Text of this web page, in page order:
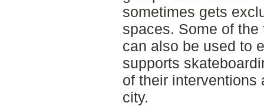
sometimes gets
spaces. Some of
can also be used to
supports
of their interventions
city.